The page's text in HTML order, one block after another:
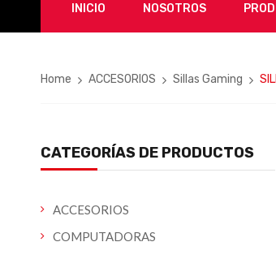
INICIO NOSOTROS
Home ACCESORIOS Sillas Gaming
CATEGORÍAS DE PRODUCTOS
ACCESORIOS
COMPUTADORAS